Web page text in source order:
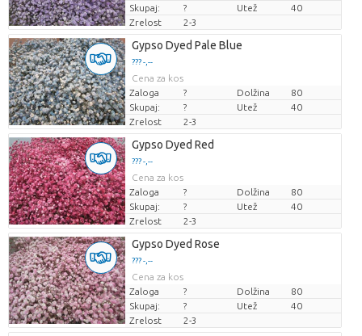
Skupaj:
? Utež
40
Zrelost
2-3
Gypso Dyed Pale Blue
??? -,--
Cena za kos
Zaloga
? Dolžina
80
Skupaj:
? Utež
40
Zrelost
2-3
Gypso Dyed Red
??? -,--
Cena za kos
Zaloga
? Dolžina
80
Skupaj:
? Utež
40
Zrelost
2-3
Gypso Dyed Rose
??? -,--
Cena za kos
Zaloga
? Dolžina
80
Skupaj:
? Utež
40
Zrelost
2-3